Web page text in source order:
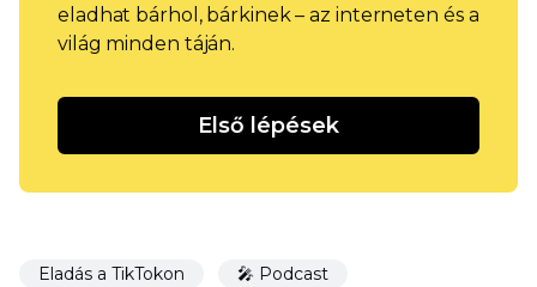
eladhat bárhol, bárkinek – az interneten és a
világ minden táján.
Első lépések
Eladás a TikTokon 🎤 Podcast